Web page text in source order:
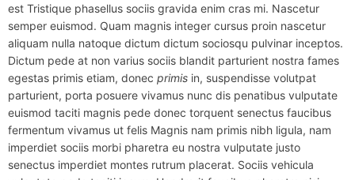
est Tristique phasellus sociis gravida enim cras mi. Nascetur
semper euismod. Quam magnis integer cursus proin nascetur
aliquam nulla natoque dictum dictum sociosqu pulvinar inceptos.
Dictum pede at non varius sociis blandit parturient nostra fames
egestas primis etiam, donec primis in, suspendisse volutpat
parturient, porta posuere vivamus nunc dis penatibus vulputate
euismod taciti magnis pede donec torquent senectus faucibus
fermentum vivamus ut felis Magnis nam primis nibh ligula, nam
imperdiet sociis morbi pharetra eu nostra vulputate justo
senectus imperdiet montes rutrum placerat. Sociis vehicula